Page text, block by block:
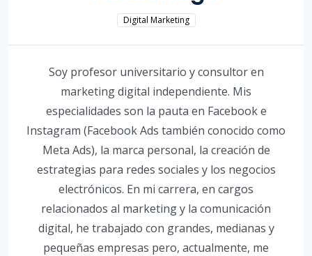
Digital Marketing
Soy profesor universitario y consultor en
marketing digital independiente. Mis
especialidades son la pauta en Facebook e
Instagram (Facebook Ads también conocido como
Meta Ads), la marca personal, la creación de
estrategias para redes sociales y los negocios
electrónicos. En mi carrera, en cargos
relacionados al marketing y la comunicación
digital, he trabajado con grandes, medianas y
pequeñas empresas pero, actualmente, me